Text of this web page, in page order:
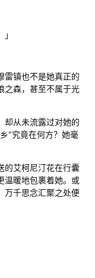
雷镇也不是她真正的
之森，甚至不属于光
却从未流露过对她的
"究竟在何方？她毫
的艾柯尼汀花在行囊
温暖地包裹着她。或
万千思念汇聚之处便